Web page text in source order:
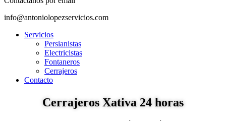
info@antoniolopezservicios.com
Menú
Servicios
Persianistas
Electricistas
Fontaneros
Cerrajeros
Contacto
Cerrajeros Xativa 24 horas